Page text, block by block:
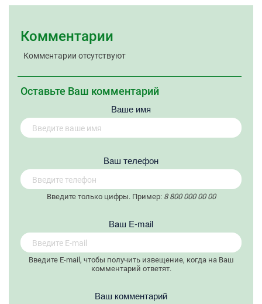
Комментарии
Комментарии отсутствуют
Оставьте Ваш комментарий
Ваше имя
Вaш телефон
Введите только цифры. Пример: 8 800 000 00 00
Вaш E-mail
Введите E-mail, чтобы получить извещение, когда на Ваш
комментарий ответят.
Ваш комментарий